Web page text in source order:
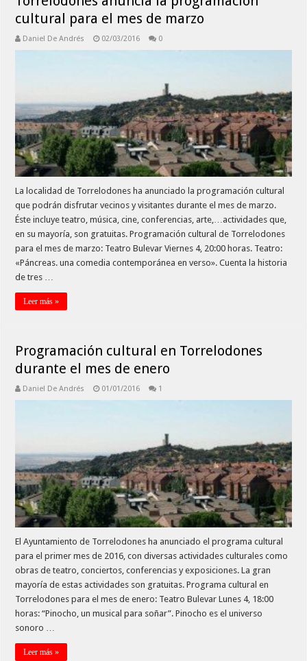
cultural para el mes de marzo
Daniel De Andrés 02/03/2016 0
La localidad de Torrelodones ha anunciado la programación cultural
que podrán disfrutar vecinos y visitantes durante el mes de marzo.
Éste incluye teatro, música, cine, conferencias, arte,…actividades que,
en su mayoría, son gratuitas. Programación cultural de Torrelodones
para el mes de marzo: Teatro Bulevar Viernes 4, 20:00 horas. Teatro:
«Páncreas. una comedia contemporánea en verso». Cuenta la historia
de tres …
Leer más »
Programación cultural en Torrelodones
durante el mes de enero
Daniel De Andrés 01/01/2016 1
El Ayuntamiento de Torrelodones ha anunciado el programa cultural
para el primer mes de 2016, con diversas actividades culturales como
obras de teatro, conciertos, conferencias y exposiciones. La gran
mayoría de estas actividades son gratuitas. Programa cultural en
Torrelodones para el mes de enero: Teatro Bulevar Lunes 4, 18:00
horas: “Pinocho, un musical para soñar”. Pinocho es el universo
sonoro …
Leer más »